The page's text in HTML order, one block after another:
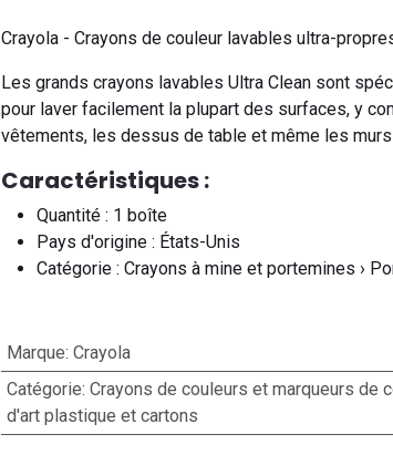
Crayola - Crayons de couleur lavables ultra-
Les grands crayons lavables Ultra Clean sont
pour laver facilement la plupart des surfaces, y
vêtements, les dessus de table et même les
Caractéristiques :
Quantité : 1 boîte
Pays d'origine : États-Unis
Catégorie : Crayons à mine et portemines ›
Marque: Crayola
Catégorie: Crayons de couleurs et marqueurs de
d'art plastique et cartons